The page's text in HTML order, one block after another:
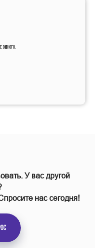
одного.
У вас другой
нас сегодня!